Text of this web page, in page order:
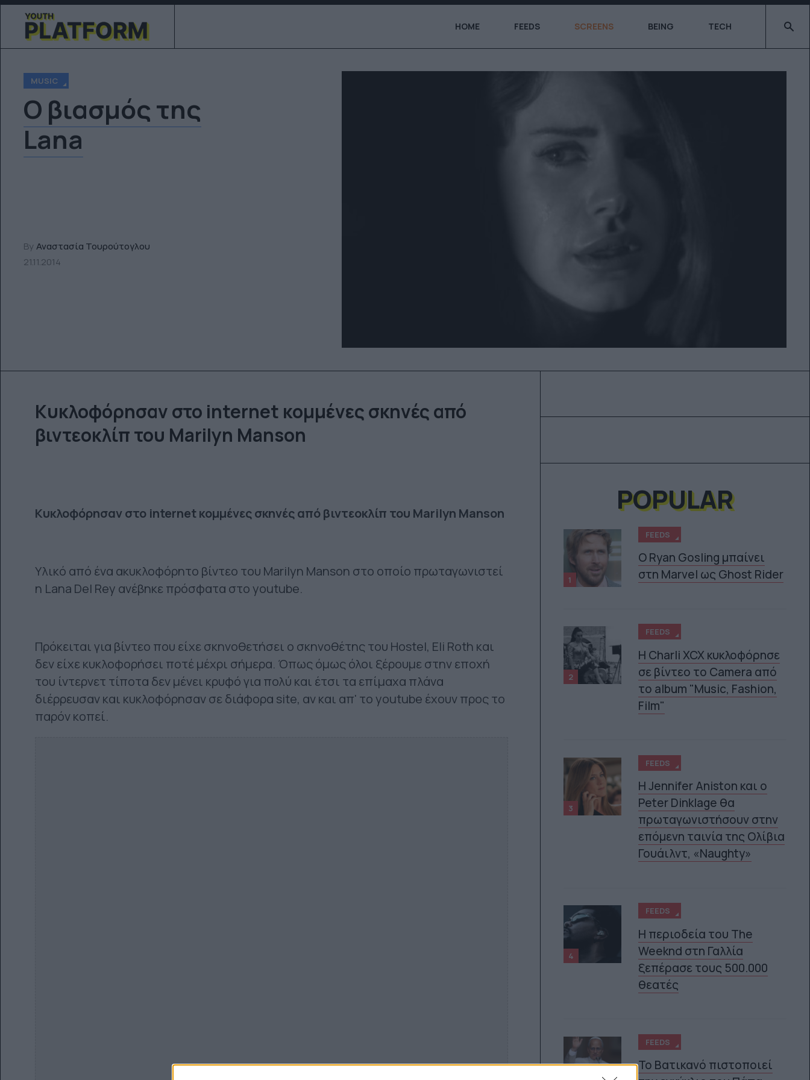
HOME FEEDS SCREENS BEING TECH Type
MUSIC
O βιασμός της
Lana
ByΑναστασία Τουρούτογλου
21.11.2014
Kυκλοφόρησαν στο internet κομμένες σκηνές από
βιντεοκλίπ του Marilyn Manson
Kυκλοφόρησαν στο internet κομμένες σκηνές από βιντεοκλίπ του Marilyn Manson
Υλικό από ένα ακυκλοφόρητο βίντεο του Marilyn Manson στο οποίο πρωταγωνιστεί
η Lana Del Rey ανέβηκε πρόσφατα στο youtube.
Πρόκειται για βίντεο που είχε σκηνοθετήσει ο σκηνοθέτης του Hostel, Eli Roth και
δεν είχε κυκλοφορήσει ποτέ μέχρι σήμερα. Όπως όμως όλοι ξέρουμε στην εποχή
του ίντερνετ τίποτα δεν μένει κρυφό για πολύ και έτσι τα επίμαχα πλάνα
διέρρευσαν και κυκλοφόρησαν σε διάφορα site, αν και απ' το youtube έχουν προς το
παρόν κοπεί.
POPULAR
1
FEEDS
Ο Ryan Gosling μπαίνει
στη Marvel ως Ghost Rider
2
FEEDS
H Charli XCX κυκλοφόρησε
σε βίντεο το Camera από
το album "Music, Fashion,
Film"
3
FEEDS
Η Jennifer Aniston και ο
Peter Dinklage θα
πρωταγωνιστήσουν στην
επόμενη ταινία της Ολίβια
Γουάιλντ, «Naughty»
4
FEEDS
Η περιοδεία του The
Weeknd στη Γαλλία
ξεπέρασε τους 500.000
θεατές
FEEDS
Το Βατικανό πιστοποιεί